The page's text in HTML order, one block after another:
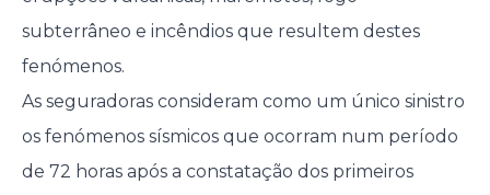
subterrâneo e incêndios que resultem destes
fenómenos.
As seguradoras consideram como um único sinistro
os fenómenos sísmicos que ocorram num período
de 72 horas após a constatação dos primeiros